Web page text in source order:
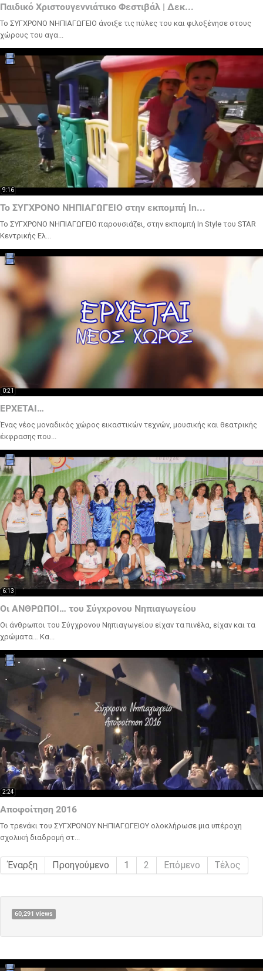
Παιδικό Χριστουγεννιάτικο Φεστιβάλ | Δεκ...
Το ΣΥΓΧΡΟΝΟ ΝΗΠΙΑΓΩΓΕΙΟ άνοιξε τις πύλες του και φιλοξένησε στους
χώρους του αγα...
9:16
Το ΣΥΓΧΡΟΝΟ ΝΗΠΙΑΓΩΓΕΙΟ στην εκπομπή In...
Το ΣΥΓΧΡΟΝΟ ΝΗΠΙΑΓΩΓΕΙΟ παρουσιάζει, στην εκπομπή In Style του STAR
Κεντρικής Ελ...
0:21
ΕΡΧΕΤΑΙ…
Ένας νέος μοναδικός χώρος εικαστικών τεχνών, μουσικής και θεατρικής
έκφρασης που...
6:13
Οι ΑΝΘΡΩΠΟΙ… του Σύγχρονου Νηπιαγωγείου
Οι άνθρωποι του Σύγχρονου Νηπιαγωγείου είχαν τα πινέλα, είχαν και τα
χρώματα… Κα...
2:24
Αποφοίτηση 2016
Το τρενάκι του ΣΥΓΧΡΟΝΟΥ ΝΗΠΙΑΓΩΓΕΙΟΥ ολοκλήρωσε μια υπέροχη
σχολική διαδρομή στ...
Έναρξη Προηγούμενο 1 2 Επόμενο Τέλος
60,291 views